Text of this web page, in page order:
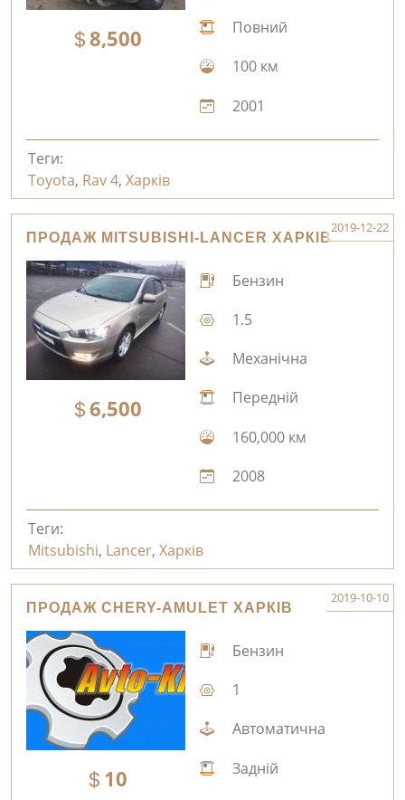
8,500
Повний
100 км
2001
Теги:
Toyota, Rav 4, Харків
ПРОДАЖ MITSUBISHI-LANCER ХАРКІВ
2019-12-22
6,500
Бензин
1.5
Механічна
Передній
160,000 км
2008
Теги:
Mitsubishi, Lancer, Харків
ПРОДАЖ CHERY-AMULET ХАРКІВ
2019-10-10
10
Бензин
1
Автоматична
Задній